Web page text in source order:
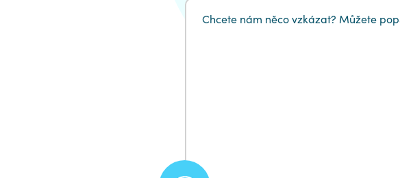
Chcete nám něco vzkázat? Můžete